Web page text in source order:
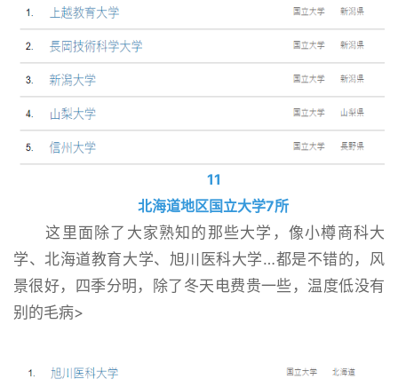
11
北海道地区国立大学7所
这里面除了大家熟知的那些大学，像小樽商科大
学、北海道教育大学、旭川医科大学…都是不错的，风
景很好，四季分明，除了冬天电费贵一些，温度低没有
别的毛病>